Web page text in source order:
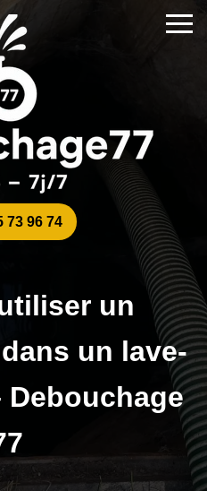
73 96 74
un
un lave-